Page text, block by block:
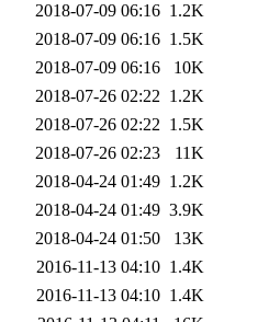
2018-07-09 06:16 1.2K
2018-07-09 06:16 1.5K
2018-07-09 06:16
10K
2018-07-26 02:22 1.2K
2018-07-26 02:22 1.5K
2018-07-26 02:23
11K
2018-04-24 01:49 1.2K
2018-04-24 01:49 3.9K
2018-04-24 01:50
13K
2016-11-13 04:10 1.4K
2016-11-13 04:10 1.4K